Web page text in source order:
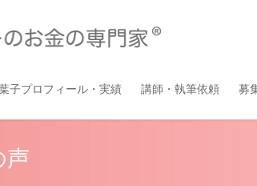
子プロフィール・実績 講師・執筆依頼 募
声